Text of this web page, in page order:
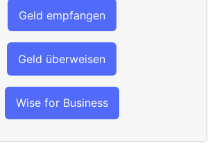
Geld empfangen
Geld überweisen
Wise for Business